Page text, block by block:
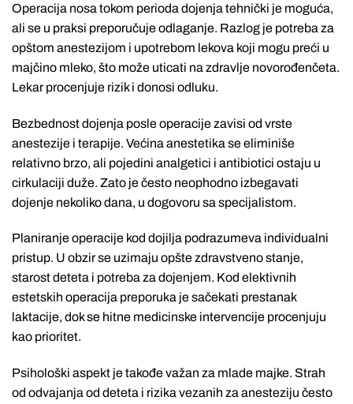
Operacija nosa tokom perioda dojenja tehnički je moguća,
ali se u praksi preporučuje odlaganje. Razlog je potreba za
opštom anestezijom i upotrebom lekova koji mogu preći u
majčino mleko, što može uticati na zdravlje novorođenčeta.
Lekar procenjuje rizik i donosi odluku.
Bezbednost dojenja posle operacije zavisi od vrste
anestezije i terapije. Većina anestetika se eliminiše
relativno brzo, ali pojedini analgetici i antibiotici ostaju u
cirkulaciji duže. Zato je često neophodno izbegavati
dojenje nekoliko dana, u dogovoru sa specijalistom.
Planiranje operacije kod dojilja podrazumeva individualni
pristup. U obzir se uzimaju opšte zdravstveno stanje,
starost deteta i potreba za dojenjem. Kod elektivnih
estetskih operacija preporuka je sačekati prestanak
laktacije, dok se hitne medicinske intervencije procenjuju
kao prioritet.
Psihološki aspekt je takođe važan za mlade majke. Strah
od odvajanja od deteta i rizika vezanih za anesteziju često